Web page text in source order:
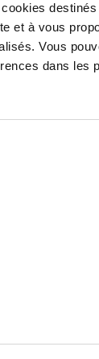
et à vous
Vous
dans les